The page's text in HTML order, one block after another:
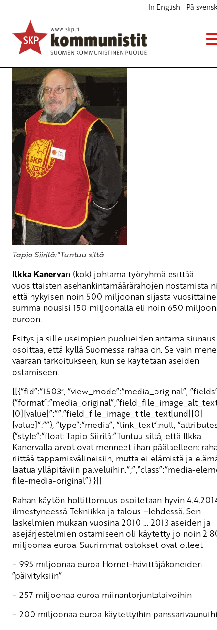
In English På
EIKÖ SOTAHERROILLE MIKÄÄN RIITÄ
Blogi
2.10.2014 - 13:23
Tapio Siirilä:"Tuntuu siltä
Ilkka Kanervan (kok) johtama työryhmä esittää
vuosittaisten asehankintamäärärahojen nostamista
että nykyisen noin 500 miljoonan sijasta
summa nousisi 150 miljoonalla eli noin 650
euroon.
Esitys ja sille useimpien puolueiden antama siunaus
osoittaa, että kyllä Suomessa rahaa on. Se vain
väärään tarkoitukseen, kun se käytetään aseiden
ostamiseen.
[[{”fid”:”1503″, ”view_mode”:”media_original”,
[0][value]”:””,”field_file_image_title_text[und][0]
[value]”:””}, ”type”:”media”, ”link_text”:null,
{”style”:”float: Tapio Siirilä:”Tuntuu siltä, että Ilkka
Kanervalla arvot ovat menneet ihan päälaelleen:
riittää tappamisvälineisiin, mutta ei elämistä ja
laatua ylläpitäviin palveluihin.”;”,”class”:”media-
file-media-original”} }]]
Rahan käytön holtittomuus osoitetaan hyvin
ilmestyneessä Tekniikka ja talous –lehdessä. Sen
laskelmien mukaan vuosina 2010 … 2013 aseiden ja
asejärjestelmien ostamiseen oli käytetty jo noin 2
miljoonaa euroa. Suurimmat ostokset ovat olleet
– 995 miljoonaa euroa Hornet-hävittäjäkoneiden
”päivityksiin”
– 257 miljoonaa euroa miinantorjuntalaivoihin
– 200 miljoonaa euroa käytettyihin